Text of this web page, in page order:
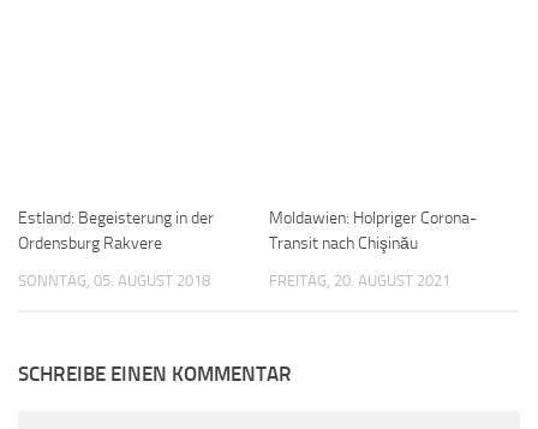
Estland: Begeisterung in der
Ordensburg Rakvere
SONNTAG, 05. AUGUST 2018
Moldawien: Holpriger Corona-
Transit nach Chişinău
FREITAG, 20. AUGUST 2021
SCHREIBE EINEN KOMMENTAR